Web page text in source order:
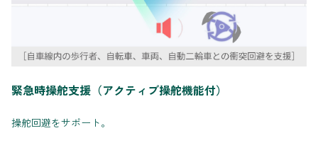
緊急時操舵支援（アクティブ操舵機能付）
操舵回避をサポート。